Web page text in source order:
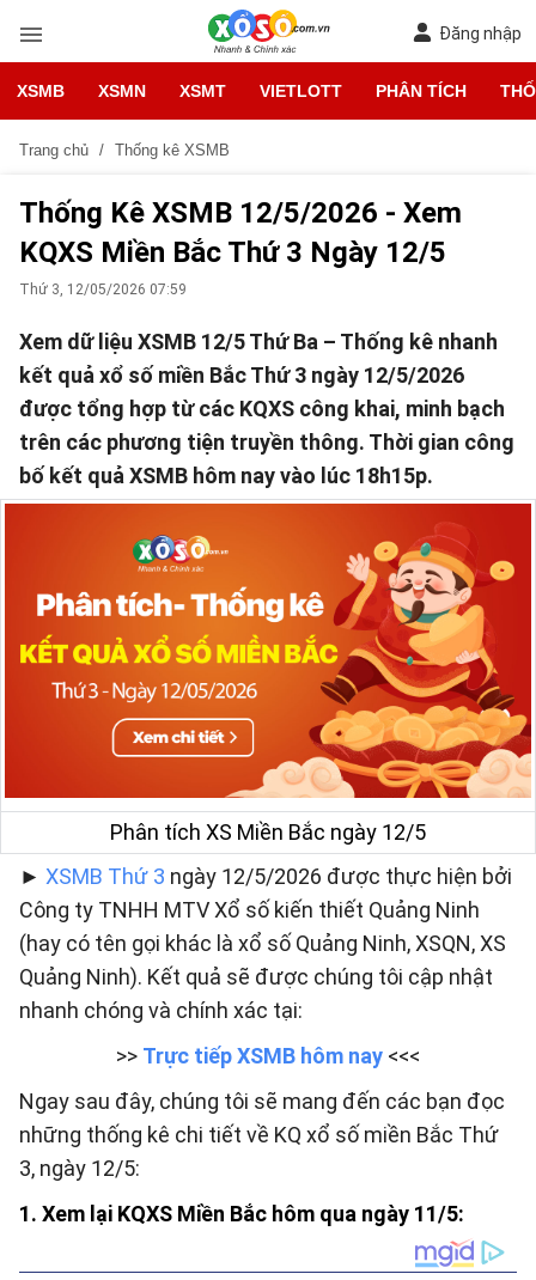
Đăng nhập
XSMB XSMN XSMT VIETLOTT PHÂN TÍCH
Trang chủ Thống kê XSMB
Thống Kê XSMB 12/5/2026 - Xem
KQXS Miền Bắc Thứ 3 Ngày 12/5
Thứ 3, 12/05/2026 07:59
Xem dữ liệu XSMB 12/5 Thứ Ba – Thống kê nhanh
kết quả xổ số miền Bắc Thứ 3 ngày 12/5/2026
được tổng hợp từ các KQXS công khai, minh bạch
trên các phương tiện truyền thông. Thời gian công
bố kết quả XSMB hôm nay vào lúc 18h15p.
Phân tích XS Miền Bắc ngày 12/5
► XSMB Thứ 3 ngày 12/5/2026 được thực hiện bởi
Công ty TNHH MTV Xổ số kiến thiết Quảng Ninh
(hay có tên gọi khác là xổ số Quảng Ninh, XSQN, XS
Quảng Ninh). Kết quả sẽ được chúng tôi cập nhật
nhanh chóng và chính xác tại:
>> Trực tiếp XSMB hôm nay <<<
Ngay sau đây, chúng tôi sẽ mang đến các bạn đọc
những thống kê chi tiết về KQ xổ số miền Bắc Thứ
3, ngày 12/5:
1. Xem lại KQXS Miền Bắc hôm qua ngày 11/5: